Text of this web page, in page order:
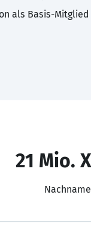
als Basis-
21 Mio.